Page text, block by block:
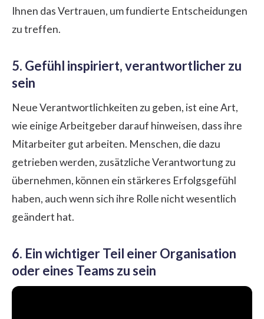
Ihnen das Vertrauen, um fundierte Entscheidungen
zu treffen.
5. Gefühl inspiriert, verantwortlicher zu
sein
Neue Verantwortlichkeiten zu geben, ist eine Art,
wie einige Arbeitgeber darauf hinweisen, dass ihre
Mitarbeiter gut arbeiten. Menschen, die dazu
getrieben werden, zusätzliche Verantwortung zu
übernehmen, können ein stärkeres Erfolgsgefühl
haben, auch wenn sich ihre Rolle nicht wesentlich
geändert hat.
6. Ein wichtiger Teil einer Organisation
oder eines Teams zu sein